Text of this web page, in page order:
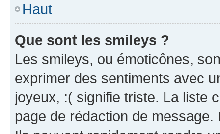
Haut
Que sont les smileys ?
Les smileys, ou émoticônes,
exprimer des sentiments avec
joyeux, :( signifie triste. La liste
page de rédaction de